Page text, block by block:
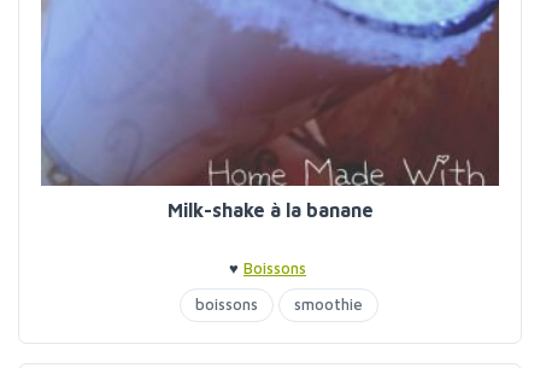
Milk-shake à la banane
♥ Boissons
boissons
smoothie